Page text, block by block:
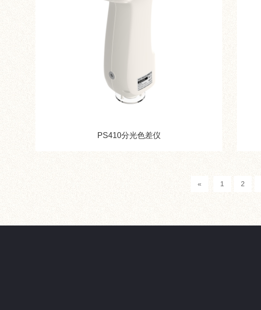
PS410分光色差仪
« 1 2